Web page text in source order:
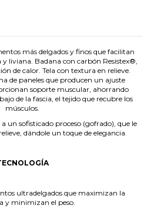
más delgados y finos que facilitan
liviana. Badana con carbón Resistex®,
de calor. Tela con textura en relieve.
de paneles que producen un ajuste
soporte muscular, ahorrando
de la fascia, el tejido que recubre los
músculos.
un sofisticado proceso (gofrado), que le
dándole un toque de elegancia.
ultradelgados que maximizan la
y minimizan el peso.